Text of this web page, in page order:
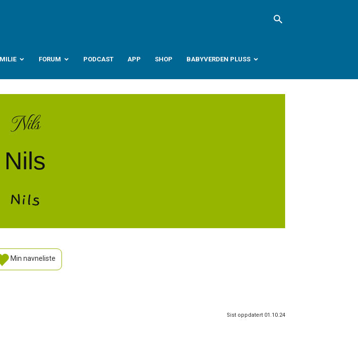
FORUM PODCAST APP SHOP BABYVERDEN PLUSS
Nils
Nils
Nils
Min navneliste
Sist oppdatert 01.10.24